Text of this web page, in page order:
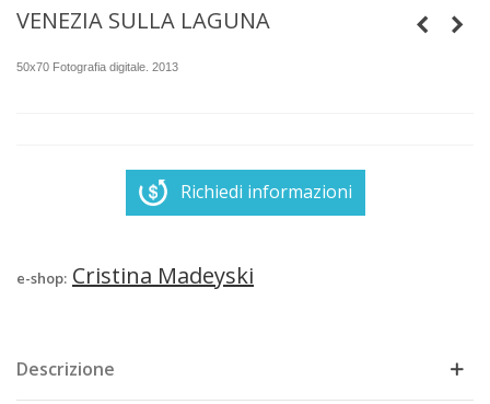
VENEZIA SULLA LAGUNA
50x70 Fotografia digitale. 2013
Richiedi informazioni
e-shop: Cristina Madeyski
Descrizione